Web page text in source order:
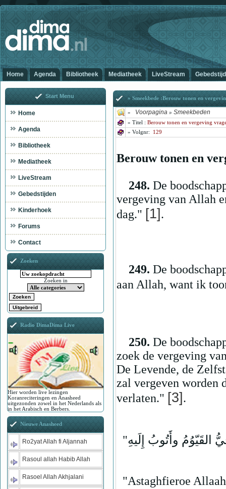
Home Agenda Bibliotheek Mediatheek LiveStream
» Smeekbede :Berouw tonen en
» Voorpagina » Smeekbeden
» Titel : Berouw tonen en vergeving
» Volgnr: 129
Berouw tonen en
248. De
vergeving van Allah
dag." [1].
249. De
aan Allah, want ik
250. De
zoek de vergeving
De Levende, de
zal vergeven worden
verlaten." [3].
"Astaghfieroe
Start Menu
Home
Agenda
Bibliotheek
Mediatheek
LiveStream
Gebedstijden
Kinderhoek
Forums
Contact
Zoeken
Zoeken in
Radio DimaDima Live
Hier worden live lezingen
Koranreciteringen en Anasheed
uitgezonden zowel in het Nederlands als
in het Arabisch en Berbers.
Nieuwe Anasheed
Ro2yat Allah fi Aljannah
Rasoul allah Habib Allah
Rasoel Allah Akhjalani